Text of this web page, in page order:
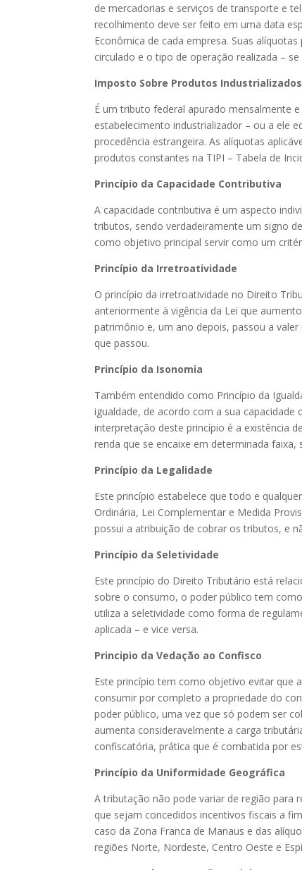
de mercadorias e serviços de transporte e
recolhimento deve ser feito em uma data
Econômica de cada empresa. Suas
circulado e o tipo de operação realizada –
Imposto Sobre Produtos Industrializados
É um tributo federal apurado mensalmente
estabelecimento industrializador – ou a ele
procedência estrangeira. As alíquotas
produtos constantes na TIPI – Tabela de
Princípio da Capacidade Contributiva
A capacidade contributiva é um aspecto
tributos, sendo verdadeiramente um signo
como objetivo principal servir como um
Princípio da Irretroatividade
O princípio da irretroatividade no Direito
anteriormente à vigência da Lei que
patrimônio e, um ano depois, passou a
que passou.
Princípio da Isonomia
Também entendido como Princípio da
igualdade, de acordo com a sua
interpretação deste princípio é a existência
renda que se encaixe em determinada
Princípio da Legalidade
Este princípio estabelece que todo e
Ordinária, Lei Complementar e Medida
possui a atribuição de cobrar os tributos, e
Princípio da Seletividade
Este princípio do Direito Tributário está
sobre o consumo, o poder público tem
utiliza a seletividade como forma de
aplicada – e vice versa.
Principio da Vedação ao Confisco
Este princípio tem como objetivo evitar que
consumir por completo a propriedade do
poder público, uma vez que só podem ser
aumenta consideravelmente a carga
confiscatória, prática que é combatida por
Princípio da Uniformidade Geográfica
A tributação não pode variar de região para
que sejam concedidos incentivos fiscais a
caso da Zona Franca de Manaus e das
regiões Norte, Nordeste, Centro Oeste e